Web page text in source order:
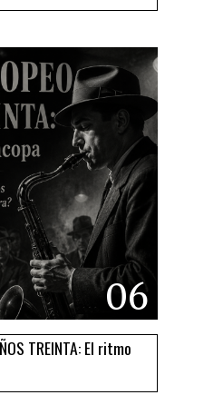
06
TREINTA: El ritmo